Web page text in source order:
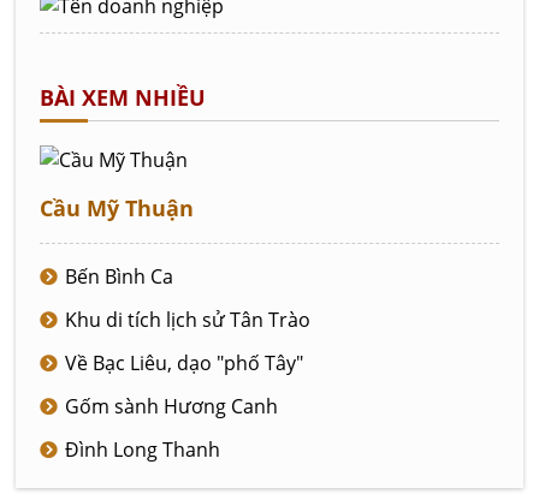
BÀI XEM NHIỀU
Cầu Mỹ Thuận
Bến Bình Ca
Khu di tích lịch sử Tân Trào
Về Bạc Liêu, dạo "phố Tây"
Gốm sành Hương Canh
Đình Long Thanh